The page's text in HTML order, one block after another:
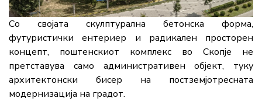
Со својата скулптурална бетонска форма,
футуристички ентериер и радикален просторен
концепт, поштенскиот комплекс во Скопје не
претставува само административен објект, туку
архитектонски бисер на постземјотресната
модернизација на градот.